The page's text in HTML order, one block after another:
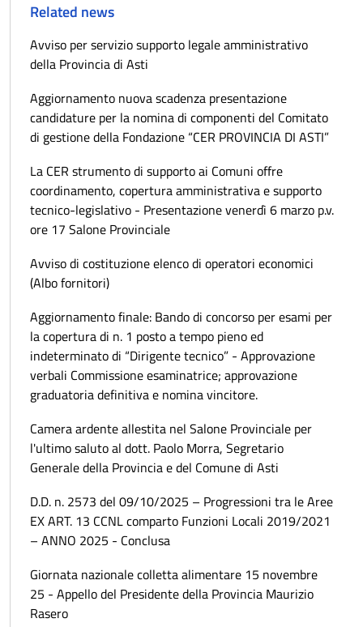
Related news
Avviso per servizio supporto legale amministrativo
della Provincia di Asti
Aggiornamento nuova scadenza presentazione
candidature per la nomina di componenti del Comitato
di gestione della Fondazione “CER PROVINCIA DI ASTI”
La CER strumento di supporto ai Comuni offre
coordinamento, copertura amministrativa e supporto
tecnico-legislativo - Presentazione venerdì 6 marzo p.v.
ore 17 Salone Provinciale
Avviso di costituzione elenco di operatori economici
(Albo fornitori)
Aggiornamento finale: Bando di concorso per esami per
la copertura di n. 1 posto a tempo pieno ed
indeterminato di “Dirigente tecnico” - Approvazione
verbali Commissione esaminatrice; approvazione
graduatoria definitiva e nomina vincitore.
Camera ardente allestita nel Salone Provinciale per
l'ultimo saluto al dott. Paolo Morra, Segretario
Generale della Provincia e del Comune di Asti
D.D. n. 2573 del 09/10/2025 – Progressioni tra le Aree
EX ART. 13 CCNL comparto Funzioni Locali 2019/2021
– ANNO 2025 - Conclusa
Giornata nazionale colletta alimentare 15 novembre
25 - Appello del Presidente della Provincia Maurizio
Rasero